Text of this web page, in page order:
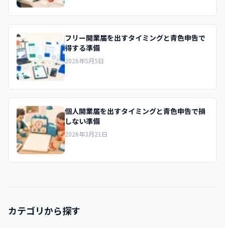
フリー開業届を出すタイミングと青色申告で
得する準備
2026年5月5日
個人開業届を出すタイミングと青色申告で損
しない準備
2026年3月21日
カテゴリから探す